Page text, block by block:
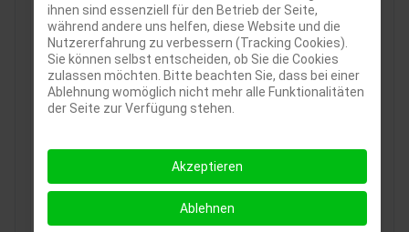
ihnen sind essenziell für den Betrieb der Seite,
während andere uns helfen, diese Website und die
Nutzererfahrung zu verbessern (Tracking Cookies).
Sie können selbst entscheiden, ob Sie die Cookies
zulassen möchten. Bitte beachten Sie, dass bei einer
Ablehnung womöglich nicht mehr alle Funktionalitäten
der Seite zur Verfügung stehen.
Akzeptieren
Ablehnen